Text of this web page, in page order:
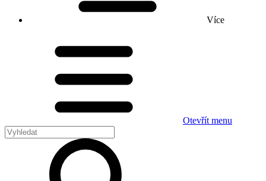
Více
Otevřít menu